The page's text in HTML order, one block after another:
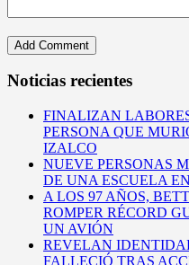
Noticias recientes
FINALIZAN
PERSONA QUE
IZALCO
NUEVE PERSONAS
DE UNA ESCUELA
A LOS 97 AÑOS,
ROMPER RÉCORD
UN AVIÓN
REVELAN
FALLECIÓ TRAS